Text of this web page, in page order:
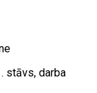
stāvs, darba